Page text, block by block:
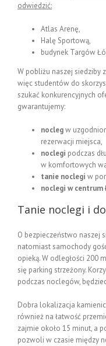
odwiedzić:
Atlas Arenę,
Halę Sportową,
budynek Targów
W pobliżu naszej siedziby
więc studentów do
szukać konkurencyjnych
gwarantujemy:
noclegw
rezerwacji miejsca,
noclegi podczas
w komfortowych
tanie noclegi w
noclegi w centrum
Tanie noclegi i
O bezpieczeństwo naszej
natomiast samochody
opieką. W odległości 200
się parking strzeżony.
podczas noclegów,
Dobra lokalizacja
również na łatwość
zajmie około 15 minut, a
pozwoli w czasie między